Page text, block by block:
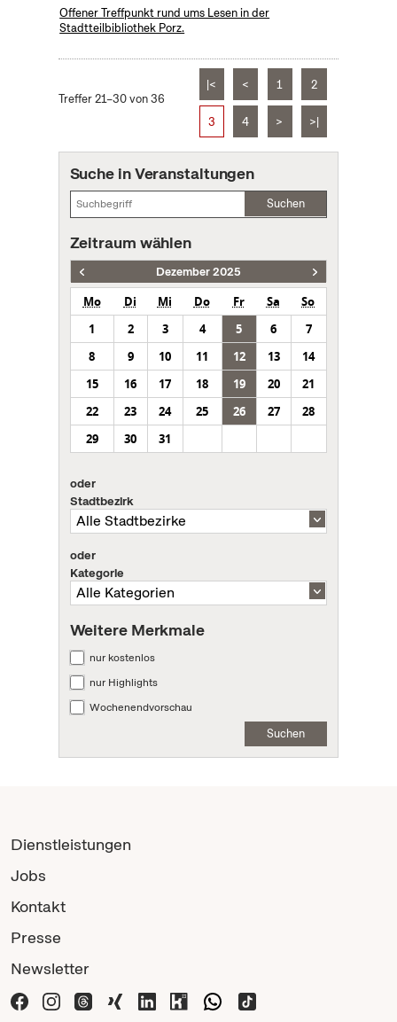
Offener Treffpunkt rund ums Lesen in der
Stadtteilbibliothek Porz.
Treffer 21–30 von 36
|< < 1 2
3 4 > >|
Suche in Veranstaltungen
Suchen
Zeitraum wählen
Dezember 2025
Mo Di Mi Do Fr Sa
So
1
2 3 4 5 6
7
8
9 10 11 12 13
14
15
16 17 18 19 20
21
22
23 24 25 26 27
28
29
30 31
oder
Stadtbezirk
oder
Kategorie
Weitere Merkmale
nur kostenlos
nur Highlights
Wochenendvorschau
Suchen
Dienstleistungen
Jobs
Kontakt
Presse
Newsletter